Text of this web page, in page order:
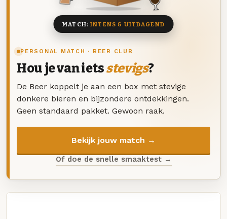
PERSONAL MATCH · BEER CLUB
Hou je van ietsstevigs?
De Beer koppelt je aan een box met stevige
donkere bieren en bijzondere ontdekkingen.
Geen standaard pakket. Gewoon raak.
Bekijk jouw match →
Of doe de snelle smaaktest →
MATCH:INTENS & UITDAGEND